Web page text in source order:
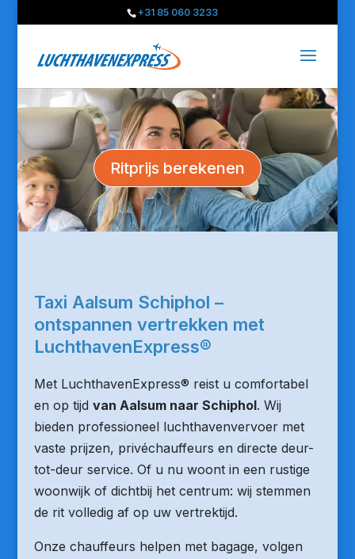
+31 85 060 3233
Ritprijs berekenen
Taxi Aalsum Schiphol –
ontspannen vertrekken met
LuchthavenExpress®
Met LuchthavenExpress® reist u comfortabel
en op tijd van Aalsum naar Schiphol. Wij
bieden professioneel luchthavenvervoer met
vaste prijzen, privéchauffeurs en directe deur-
tot-deur service. Of u nu woont in een rustige
woonwijk of dichtbij het centrum: wij stemmen
de rit volledig af op uw vertrektijd.
Onze chauffeurs helpen met bagage, volgen